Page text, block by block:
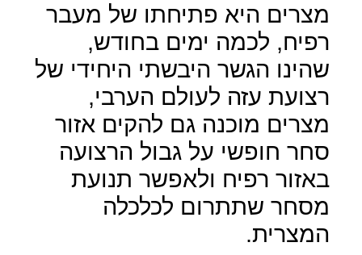
מצרים היא פתיחתו של מעבר
רפיח, לכמה ימים בחודש,
שהינו הגשר היבשתי היחידי של
רצועת עזה לעולם הערבי,
מצרים מוכנה גם להקים אזור
סחר חופשי על גבול הרצועה
באזור רפיח ולאפשר תנועת
מסחר שתתרום לכלכלה
המצרית.